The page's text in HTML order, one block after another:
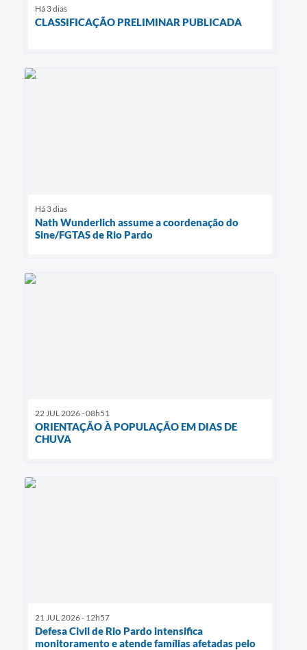
Há 3 dias
CLASSIFICAÇÃO PRELIMINAR PUBLICADA
Há 3 dias
Nath Wunderlich assume a coordenação do
Sine/FGTAS de Rio Pardo
22 JUL 2026 - 08h51
ORIENTAÇÃO À POPULAÇÃO EM DIAS DE
CHUVA
21 JUL 2026 - 12h57
Defesa Civil de Rio Pardo intensifica
monitoramento e atende famílias afetadas pelo